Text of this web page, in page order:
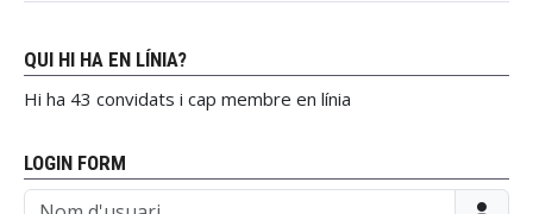
QUI HI HA EN LÍNIA?
Hi ha 43 convidats i cap membre en línia
LOGIN FORM
Nom d'usuari